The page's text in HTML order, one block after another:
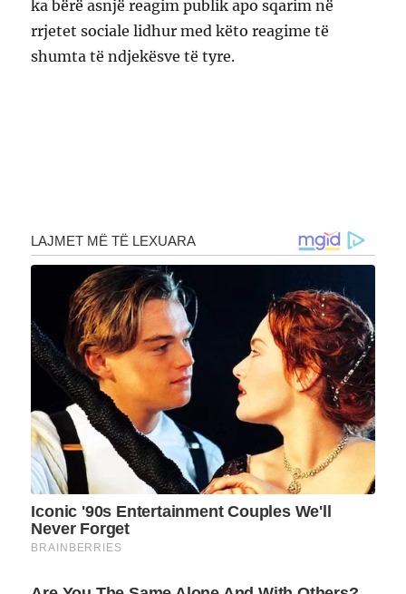
ka bërë asnjë reagim publik apo sqarim në
rrjetet sociale lidhur med këto reagime të
shumta të ndjekësve të tyre.